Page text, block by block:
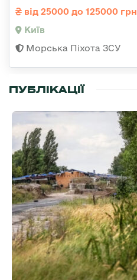
від 25000 до 125000 грн
Київ
Морська Піхота ЗСУ
ПУБЛІКАЦІЇ